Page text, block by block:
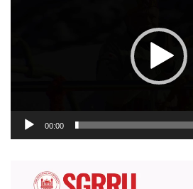
00:00